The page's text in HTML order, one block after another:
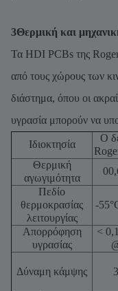
3Θερμική και
Τα HDI PCBs της
από τους χώρους των
διάστημα, όπου οι
υγρασία μπορούν να
Ιδιοκτησία
Ο
Θερμική
αγωγιμότητα
Πεδίο
θερμοκρασίας
λειτουργίας
-
Απορρόφηση
υγρασίας
<
Δύναμη κάμψης